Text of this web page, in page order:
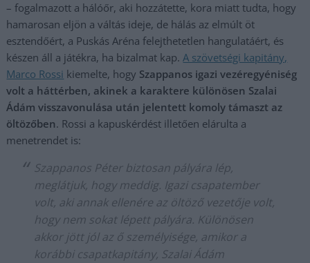
– fogalmazott a hálóőr, aki hozzátette, kora miatt tudta, hogy
hamarosan eljön a váltás ideje, de hálás az elmúlt öt
esztendőért, a Puskás Aréna felejthetetlen hangulatáért, és
készen áll a játékra, ha bizalmat kap.A szövetségi kapitány,
Marco Rossi kiemelte, hogy Szappanos igazi vezéregyéniség
volt a háttérben, akinek a karaktere különösen Szalai
Ádám visszavonulása után jelentett komoly támaszt az
öltözőben. Rossi a kapuskérdést illetően elárulta a
menetrendet is:
Szappanos Péter biztosan pályára lép,
meglátjuk, hogy meddig. Igazi csapatember
volt, aki annak ellenére az öltöző vezetője volt,
hogy nem sokat lépett pályára. Különösen
akkor jött jól az ő személyisége, amikor a
korábbi csapatkapitány, Szalai Ádám